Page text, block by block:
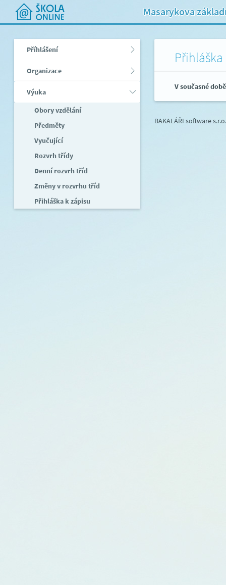
Masarykova
Příhlášení
Organizace
Výuka
Obory vzdělání
Předměty
Vyučující
Rozvrh třídy
Denní rozvrh tříd
Změny v rozvrhu tříd
Přihláška k zápisu
V současné
BAKALÁŘI software s.r.o.